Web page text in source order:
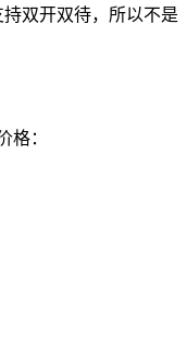
双开双待，所以不是
格：